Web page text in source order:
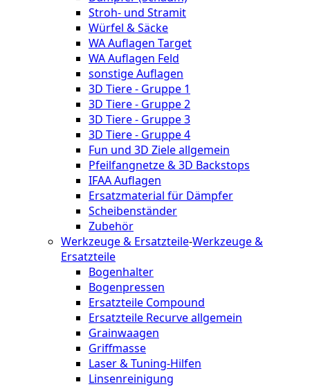
Stroh- und Stramit
Würfel & Säcke
WA Auflagen Target
WA Auflagen Feld
sonstige Auflagen
3D Tiere - Gruppe 1
3D Tiere - Gruppe 2
3D Tiere - Gruppe 3
3D Tiere - Gruppe 4
Fun und 3D Ziele allgemein
Pfeilfangnetze & 3D Backstops
IFAA Auflagen
Ersatzmaterial für Dämpfer
Scheibenständer
Zubehör
Werkzeuge & Ersatzteile-Werkzeuge &
Ersatzteile
Bogenhalter
Bogenpressen
Ersatzteile Compound
Ersatzteile Recurve allgemein
Grainwaagen
Griffmasse
Laser & Tuning-Hilfen
Linsenreinigung